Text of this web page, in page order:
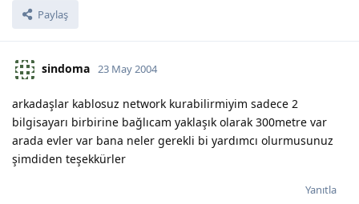
Paylaş
sindoma 23 May 2004
arkadaşlar kablosuz network kurabilirmiyim sadece 2
bilgisayarı birbirine bağlıcam yaklaşık olarak 300metre var
arada evler var bana neler gerekli bi yardımcı olurmusunuz
şimdiden teşekkürler
Yanıtla